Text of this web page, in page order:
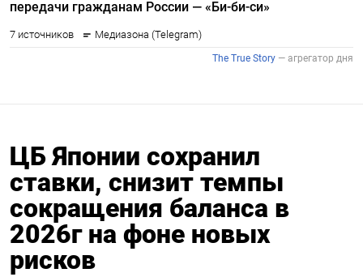
ЦБ Японии сохранил
ставки, снизит темпы
сокращения баланса в
2026г на фоне новых
рисков